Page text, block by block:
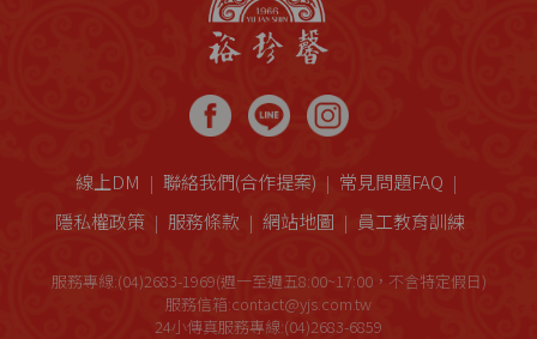
線上DM 聯絡我們(合作提案)
常見問題FAQ
隱私權政策
服務條款 網站地圖 員工教育訓練
服務專線:(04)2683-1969(週一至週五8:00~17:00，不含特定假日)
服務信箱:contact@yjs.com.tw
24小傳真服務專線:(04)2683-6859